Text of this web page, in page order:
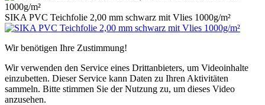
SIKA PVC Teichfolie 2,00 mm schwarz mit Vlies 1000g/m²
Wir benötigen Ihre Zustimmung!
Wir verwenden den Service eines Drittanbieters, um Videoinhalte
einzubetten. Dieser Service kann Daten zu Ihren Aktivitäten
sammeln. Bitte stimmen Sie der Nutzung zu, um dieses Video
anzusehen.